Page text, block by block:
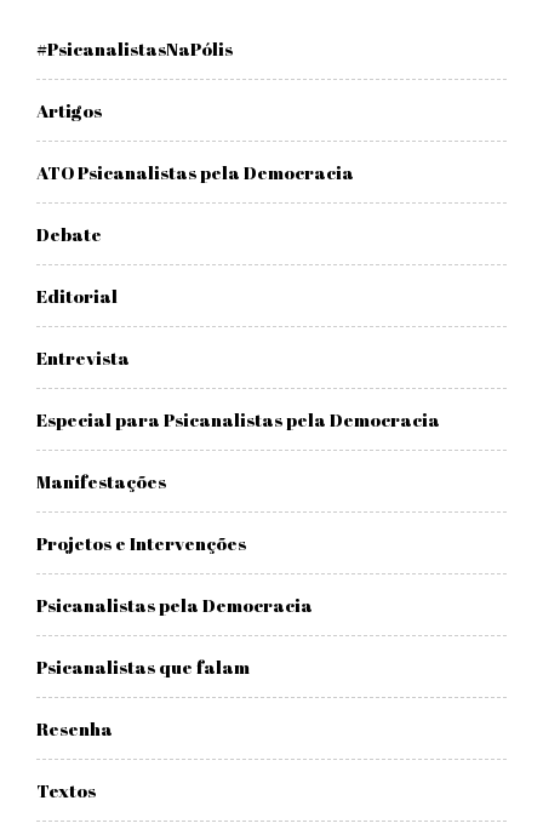
#PsicanalistasNaPólis
Artigos
ATO Psicanalistas pela Democracia
Debate
Editorial
Entrevista
Especial para Psicanalistas pela Democracia
Manifestações
Projetos e Intervenções
Psicanalistas pela Democracia
Psicanalistas que falam
Resenha
Textos